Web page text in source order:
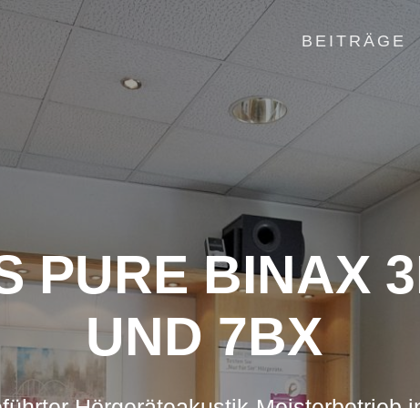
BEITRÄGE
PURE BINAX
UND 7BX